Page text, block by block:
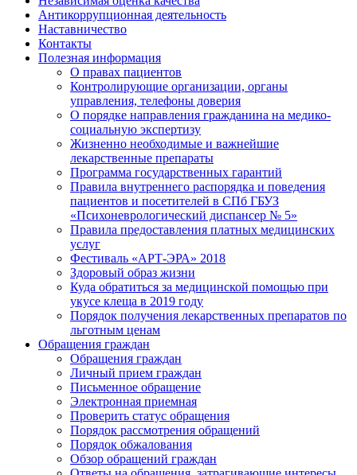
Антикоррупционная деятельность
Наставничество
Контакты
Полезная информация
О правах пациентов
Контролирующие организации, органы
управления, телефоны доверия
О порядке направления гражданина на медико-
социальную экспертизу
Жизненно необходимые и важнейшие
лекарственные препараты
Программа государственных гарантий
Правила внутреннего распорядка и поведения
пациентов и посетителей в СПб ГБУЗ
«Психоневрологический диспансер № 5»
Правила предоставления платных медицинских
услуг
Фестиваль «АРТ-ЭРА» 2018
Здоровый образ жизни
Куда обратиться за медицинской помощью при
укусе клеща в 2019 году
Порядок получения лекарственных препаратов по
льготным ценам
Обращения граждан
Обращения граждан
Личный прием граждан
Письменное обращение
Электронная приемная
Проверить статус обращения
Порядок рассмотрения обращений
Порядок обжалования
Обзор обращений граждан